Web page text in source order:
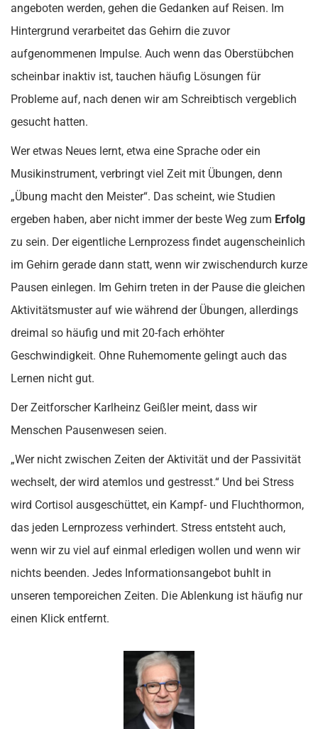
angeboten werden, gehen die Gedanken auf Reisen. Im
Hintergrund verarbeitet das Gehirn die zuvor
aufgenommenen Impulse. Auch wenn das Oberstübchen
scheinbar inaktiv ist, tauchen häufig Lösungen für
Probleme auf, nach denen wir am Schreibtisch vergeblich
gesucht hatten.
Wer etwas Neues lernt, etwa eine Sprache oder ein
Musikinstrument, verbringt viel Zeit mit Übungen, denn
„Übung macht den Meister“. Das scheint, wie Studien
ergeben haben, aber nicht immer der beste Weg zum Erfolg
zu sein. Der eigentliche Lernprozess findet augenscheinlich
im Gehirn gerade dann statt, wenn wir zwischendurch kurze
Pausen einlegen. Im Gehirn treten in der Pause die gleichen
Aktivitätsmuster auf wie während der Übungen, allerdings
dreimal so häufig und mit 20-fach erhöhter
Geschwindigkeit. Ohne Ruhemomente gelingt auch das
Lernen nicht gut.
Der Zeitforscher Karlheinz Geißler meint, dass wir
Menschen Pausenwesen seien.
„Wer nicht zwischen Zeiten der Aktivität und der Passivität
wechselt, der wird atemlos und gestresst.“ Und bei Stress
wird Cortisol ausgeschüttet, ein Kampf- und Fluchthormon,
das jeden Lernprozess verhindert. Stress entsteht auch,
wenn wir zu viel auf einmal erledigen wollen und wenn wir
nichts beenden. Jedes Informationsangebot buhlt in
unseren temporeichen Zeiten. Die Ablenkung ist häufig nur
einen Klick entfernt.